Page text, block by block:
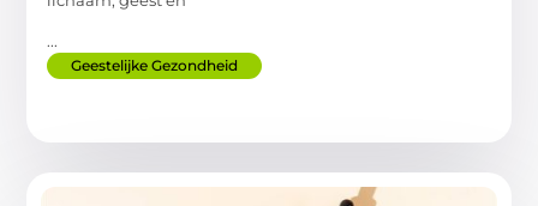
...
Geestelijke Gezondheid